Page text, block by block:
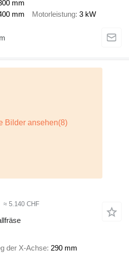
mm
mm Motorleistung 3 kW
≈ 5.140 CHF
der X-Achse 290 mm